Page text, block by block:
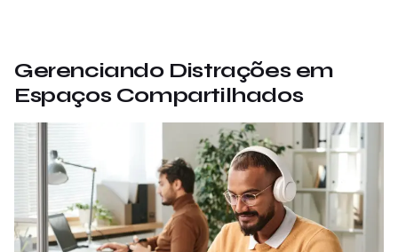
Gerenciando Distrações em
Espaços Compartilhados